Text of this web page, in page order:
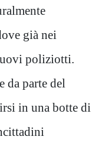
già nei
poliziotti.
da parte del
in una botte di